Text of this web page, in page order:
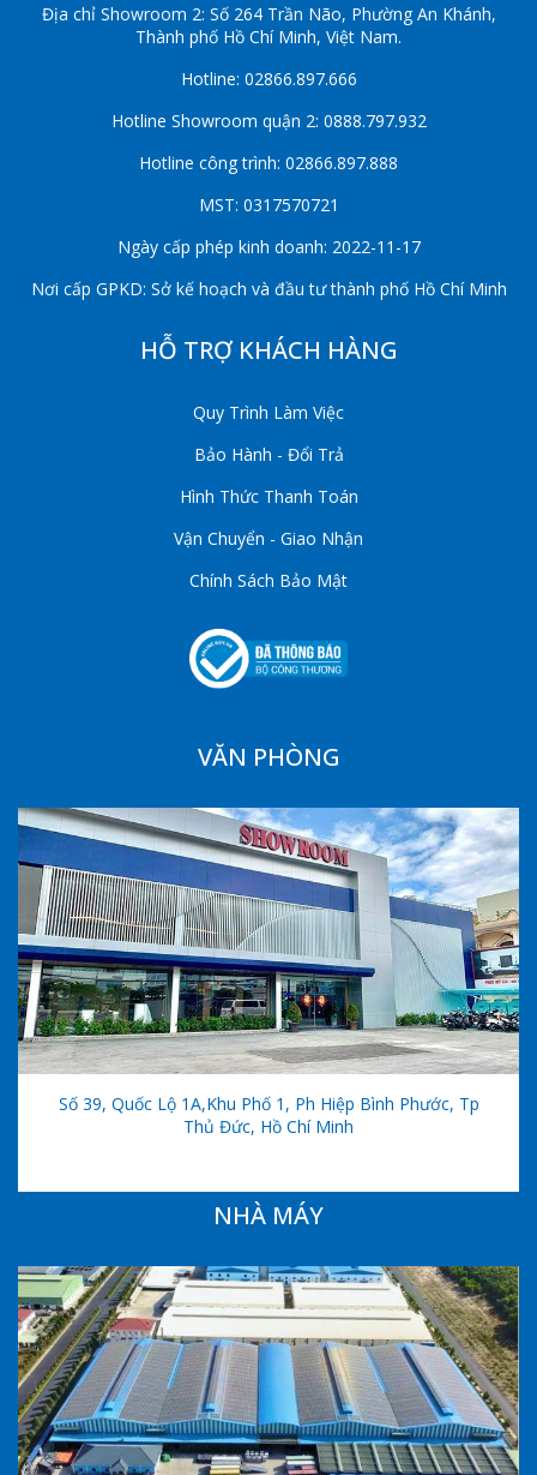
Địa chỉ Showroom 2: Số 264 Trần Não, Phường An Khánh,
Thành phố Hồ Chí Minh, Việt Nam.
Hotline: 02866.897.666
Hotline Showroom quận 2: 0888.797.932
Hotline công trình: 02866.897.888
MST: 0317570721
Ngày cấp phép kinh doanh: 2022-11-17
Nơi cấp GPKD: Sở kế hoạch và đầu tư thành phố Hồ Chí Minh
HỖ TRỢ KHÁCH HÀNG
Quy Trình Làm Việc
Bảo Hành - Đổi Trả
Hình Thức Thanh Toán
Vận Chuyển - Giao Nhận
Chính Sách Bảo Mật
VĂN PHÒNG
Số 39, Quốc Lộ 1A,khu Phố 1, Ph Hiệp Bình Phước, Tp
Thủ Đức, Hồ Chí Minh
NHÀ MÁY